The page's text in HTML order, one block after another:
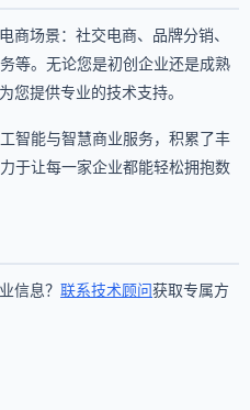
商场景：社交电商、品牌分销、
等。无论您是初创企业还是成熟
您提供专业的技术支持。
智能与智慧商业服务，积累了丰
于让每一家企业都能轻松拥抱数
信息？ 联系技术顾问获取专属方